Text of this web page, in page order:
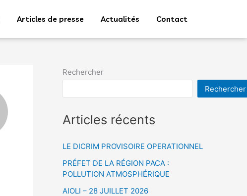
Articles de presse Actualités Contact
Rechercher
Rechercher
Articles récents
LE DICRIM PROVISOIRE OPERATIONNEL
PRÉFET DE LA RÉGION PACA :
POLLUTION ATMOSPHÉRIQUE
AIOLI – 28 JUILLET 2026